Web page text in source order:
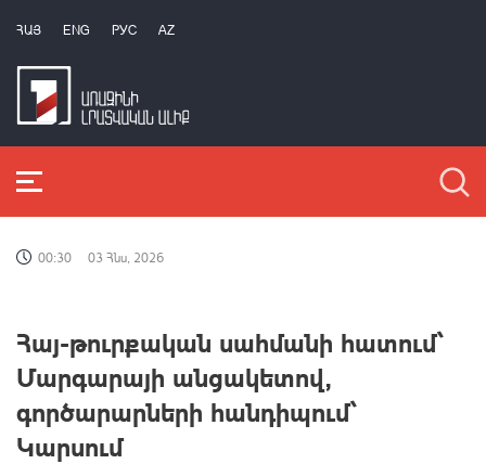
ՀԱՅ ENG РУС AZ
00:30 03 Հնս, 2026
Հայ-թուրքական սահմանի հատում՝
Մարգարայի անցակետով,
գործարարների հանդիպում՝
Կարսում